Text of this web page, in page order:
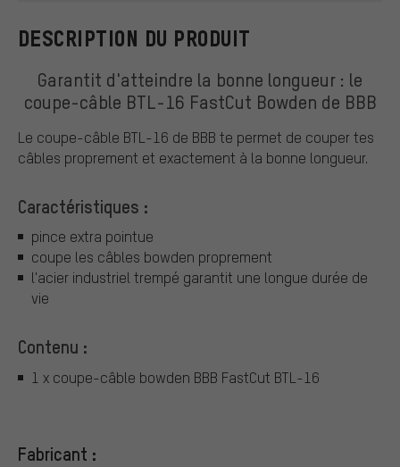
DESCRIPTION DU PRODUIT
Garantit d'atteindre la bonne longueur : le
coupe-câble BTL-16 FastCut Bowden de BBB
Le coupe-câble BTL-16 de BBB te permet de couper tes
câbles proprement et exactement à la bonne longueur.
Caractéristiques :
pince extra pointue
coupe les câbles bowden proprement
l'acier industriel trempé garantit une longue durée de
vie
Contenu :
1 x coupe-câble bowden BBB FastCut BTL-16
Fabricant :